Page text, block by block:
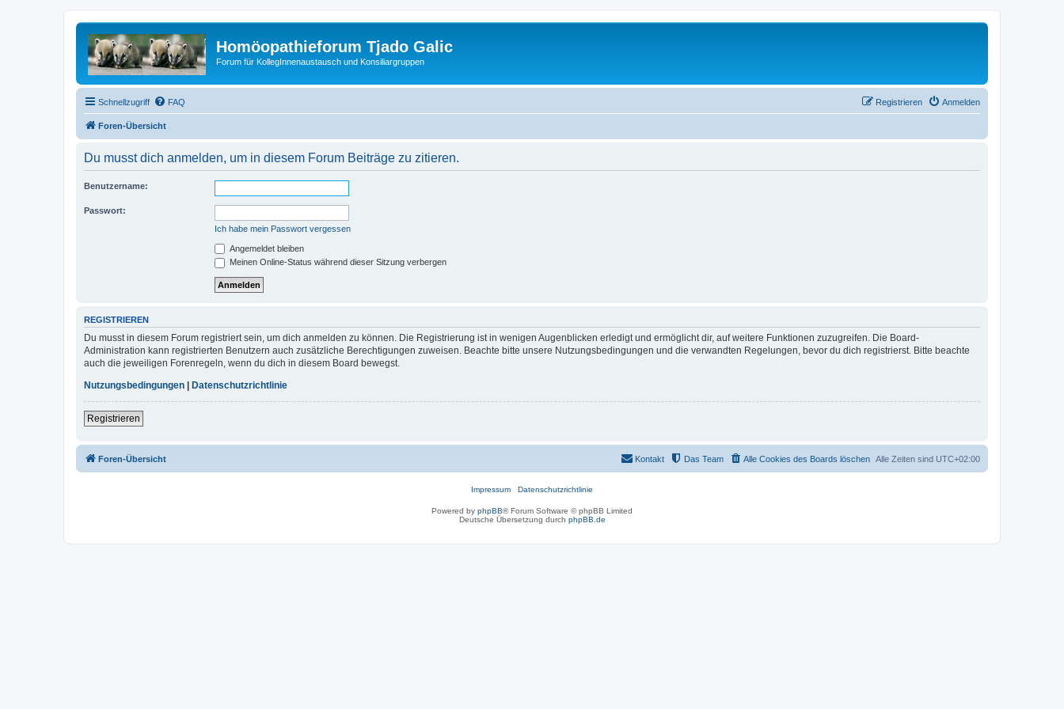
Homöopathieforum Tjado Galic
Forum für KollegInnenaustausch und Konsiliargruppen
Schnellzugriff FAQ Anmelden
Registrieren
Foren-Übersicht
Du musst dich anmelden, um in diesem Forum Beiträge zu zitieren.
Benutzername:
Passwort:
Ich habe mein Passwort vergessen
Angemeldet bleiben
Meinen Online-Status während dieser Sitzung verbergen
REGISTRIEREN
Du musst in diesem Forum registriert sein, um dich anmelden zu können. Die Registrierung ist in wenigen Augenblicken erledigt und ermöglicht dir, auf weitere Funktionen zuzugreifen. Die Board-
Administration kann registrierten Benutzern auch zusätzliche Berechtigungen zuweisen. Beachte bitte unsere Nutzungsbedingungen und die verwandten Regelungen, bevor du dich registrierst. Bitte beachte
auch die jeweiligen Forenregeln, wenn du dich in diesem Board bewegst.
Nutzungsbedingungen
Datenschutzrichtlinie
Registrieren
Foren-Übersicht Alle Zeiten sind UTC+02:00
Alle Cookies des Boards löschen
Das Team
Kontakt
Impressum Datenschutzrichtlinie
Powered by phpBB® Forum Software © phpBB Limited
Deutsche Übersetzung durch phpBB.de